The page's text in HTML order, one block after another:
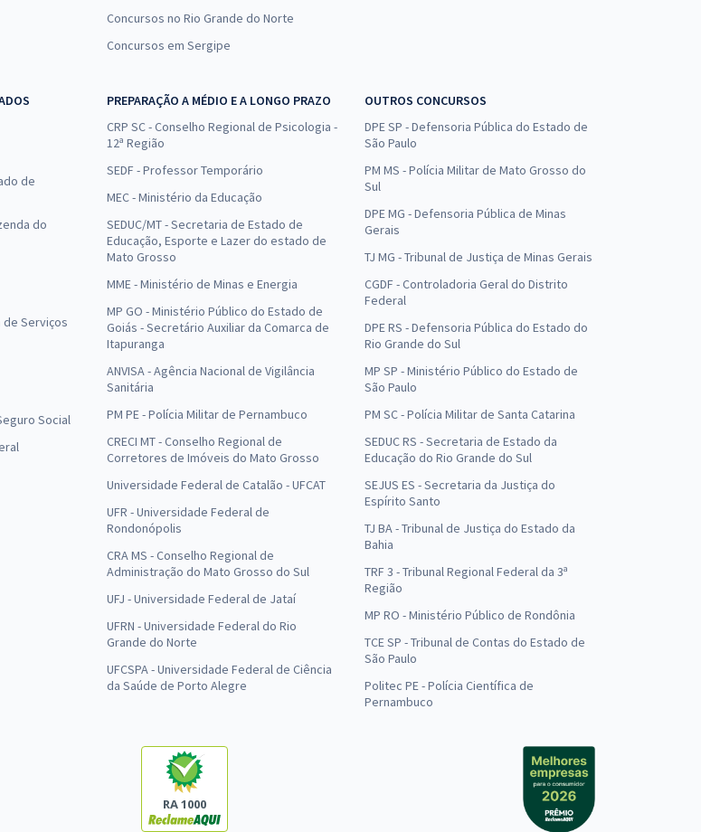
Concursos no Rio Grande do Norte
Concursos em Sergipe
de
do
de Serviços
Social
PREPARAÇÃO A MÉDIO E A LONGO PRAZO
CRP SC - Conselho Regional de Psicologia -
12ª Região
SEDF - Professor Temporário
MEC - Ministério da Educação
SEDUC/MT - Secretaria de Estado de
Educação, Esporte e Lazer do estado de
Mato Grosso
MME - Ministério de Minas e Energia
MP GO - Ministério Público do Estado de
Goiás - Secretário Auxiliar da Comarca de
Itapuranga
ANVISA - Agência Nacional de Vigilância
Sanitária
PM PE - Polícia Militar de Pernambuco
CRECI MT - Conselho Regional de
Corretores de Imóveis do Mato Grosso
Universidade Federal de Catalão - UFCAT
UFR - Universidade Federal de
Rondonópolis
CRA MS - Conselho Regional de
Administração do Mato Grosso do Sul
UFJ - Universidade Federal de Jataí
UFRN - Universidade Federal do Rio
Grande do Norte
UFCSPA - Universidade Federal de Ciência
da Saúde de Porto Alegre
OUTROS CONCURSOS
DPE SP - Defensoria Pública do Estado de
São Paulo
PM MS - Polícia Militar de Mato Grosso do
Sul
DPE MG - Defensoria Pública de Minas
Gerais
TJ MG - Tribunal de Justiça de Minas Gerais
CGDF - Controladoria Geral do Distrito
Federal
DPE RS - Defensoria Pública do Estado do
Rio Grande do Sul
MP SP - Ministério Público do Estado de
São Paulo
PM SC - Polícia Militar de Santa Catarina
SEDUC RS - Secretaria de Estado da
Educação do Rio Grande do Sul
SEJUS ES - Secretaria da Justiça do
Espírito Santo
TJ BA - Tribunal de Justiça do Estado da
Bahia
TRF 3 - Tribunal Regional Federal da 3ª
Região
MP RO - Ministério Público de Rondônia
TCE SP - Tribunal de Contas do Estado de
São Paulo
Politec PE - Polícia Científica de
Pernambuco
RA 1000